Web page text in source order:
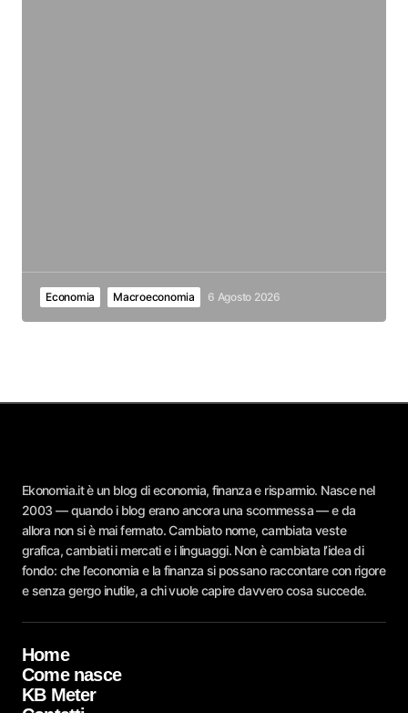
Economia Macroeconomia 6 Agosto 2026
Ekonomia.it è un blog di economia, finanza e risparmio. Nasce nel
2003 — quando i blog erano ancora una scommessa — e da
allora non si è mai fermato. Cambiato nome, cambiata veste
grafica, cambiati i mercati e i linguaggi. Non è cambiata l’idea di
fondo: che l’economia e la finanza si possano raccontare con rigore
e senza gergo inutile, a chi vuole capire davvero cosa succede.
Home
Come nasce
KB Meter